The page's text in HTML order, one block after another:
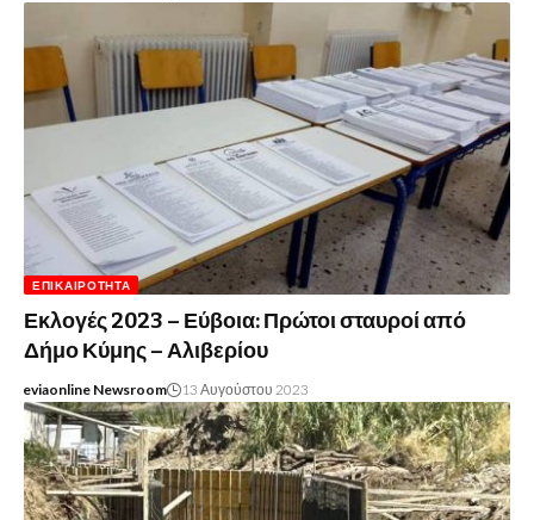
ΕΠΙΚΑΙΡΌΤΗΤΑ
Εκλογές 2023 – Εύβοια: Πρώτοι σταυροί από
Δήμο Κύμης – Αλιβερίου
eviaonline Newsroom 13 Αυγούστου 2023